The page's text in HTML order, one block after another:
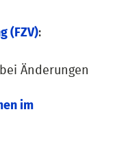
(FZV):
Änderungen
im